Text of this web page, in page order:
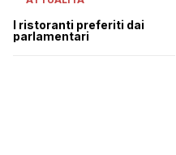
I ristoranti preferiti dai
parlamentari